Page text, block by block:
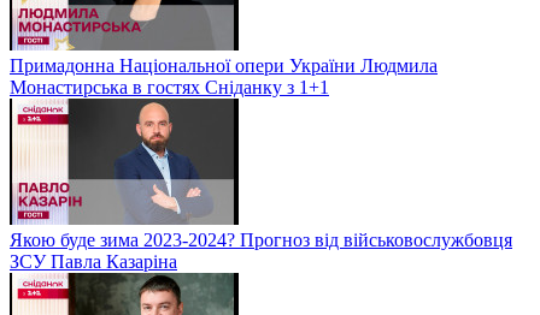
Примадонна Національної опери України Людмила
Монастирська в гостях Сніданку з 1+1
Якою буде зима 2023-2024? Прогноз від військовослужбовця
ЗСУ Павла Казаріна